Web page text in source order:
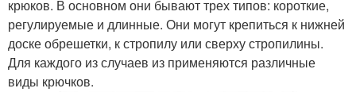
крюков. В основном они бывают трех типов: короткие,
регулируемые и длинные. Они могут крепиться к нижней
доске обрешетки, к стропилу или сверху стропилины.
Для каждого из случаев из применяются различные
виды крючков.